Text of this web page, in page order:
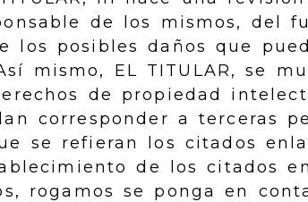
de los mismos, del
los posibles daños que
mismo, EL TITULAR, se
de propiedad
corresponder a terceras
se refieran los citados
de los citados
rogamos se ponga en